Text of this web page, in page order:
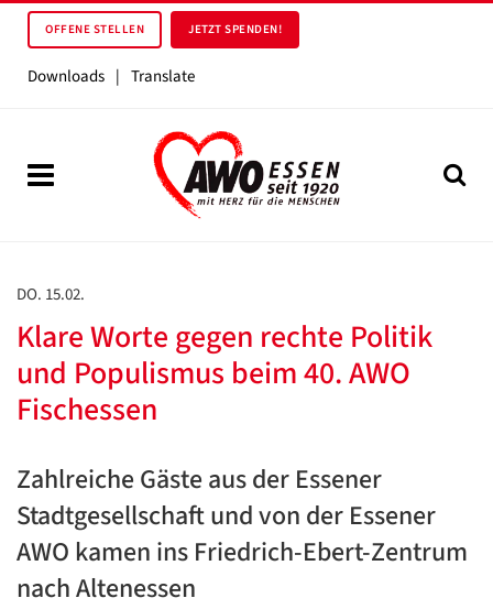
OFFENE STELLEN JETZT SPENDEN!
Downloads | Translate
DO. 15.02.
Klare Worte gegen rechte Politik
und Populismus beim 40. AWO
Fischessen
Zahlreiche Gäste aus der Essener
Stadtgesellschaft und von der Essener
AWO kamen ins Friedrich-Ebert-Zentrum
nach Altenessen